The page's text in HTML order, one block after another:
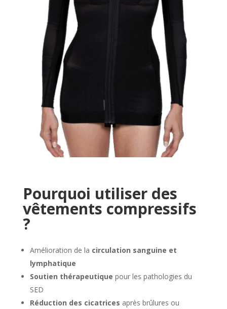
Pourquoi utiliser des
vêtements compressifs
?
Amélioration de la circulation sanguine et
lymphatique
Soutien thérapeutique pour les pathologies du
SED
Réduction des cicatrices après brûlures ou